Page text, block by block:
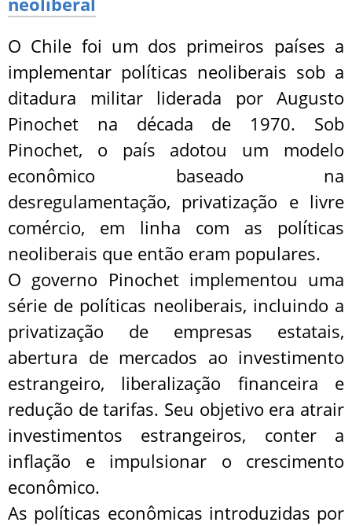
O Chile foi um dos primeiros países a
implementar políticas neoliberais sob a
ditadura militar liderada por Augusto
Pinochet na década de 1970. Sob
Pinochet, o país adotou um modelo
econômico baseado na
desregulamentação, privatização e livre
comércio, em linha com as políticas
neoliberais que então eram populares.
O governo Pinochet implementou uma
série de políticas neoliberais, incluindo a
privatização de empresas estatais,
abertura de mercados ao investimento
estrangeiro, liberalização financeira e
redução de tarifas. Seu objetivo era atrair
investimentos estrangeiros, conter a
inflação e impulsionar o crescimento
econômico.
As políticas econômicas introduzidas por